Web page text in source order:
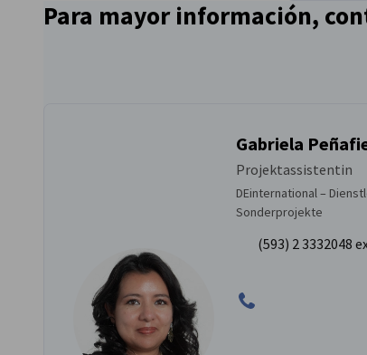
Para mayor información,
Gabriela
Projektassistentin
DEinternational –
Sonderprojekte
(593) 2 3332048